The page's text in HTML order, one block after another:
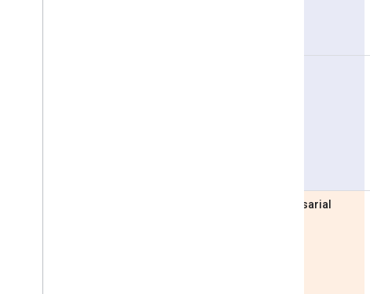
Empresarial